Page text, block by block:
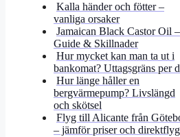
Kalla händer och fötter –
vanliga orsaker
Jamaican Black Castor Oil –
Guide & Skillnader
Hur mycket kan man ta ut i
bankomat? Uttagsgräns per
Hur länge håller en
bergvärmepump? Livslängd
och skötsel
Flyg till Alicante från
– jämför priser och direktflyg